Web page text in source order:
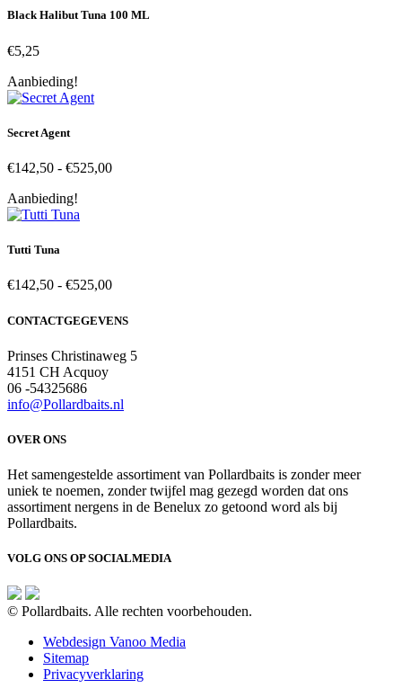
Black Halibut Tuna 100 ML
€5,25
Aanbieding!
Secret Agent
€142,50 - €525,00Prijsklasse:
Aanbieding!
Tutti Tuna
€142,50 - €525,00Prijsklasse:
tot
CONTACTGEGEVENS
Prinses Christinaweg 5
4151 CH Acquoy
06 -54325686
info@Pollardbaits.nl
OVER ONS
Het samengestelde assortiment van Pollardbaits is zonder meer
uniek te noemen, zonder twijfel mag gezegd worden dat ons
assortiment nergens in de Benelux zo getoond word als bij
Pollardbaits.
VOLG ONS OP SOCIALMEDIA
© Pollardbaits. Alle rechten voorbehouden.
Webdesign Vanoo Media
Sitemap
Privacyverklaring